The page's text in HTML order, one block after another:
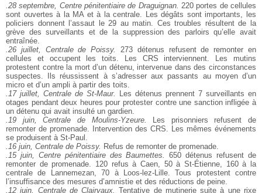
.28 septembre, Centre pénitentiaire de Draguignan. 220 portes de cellules
sont ouvertes à la MA et à la centrale. Les dégâts sont importants, les
policiers donnent l’assaut le 29 au matin. Ces troubles résultent de la
grève des surveillants et de la suppression des parloirs qu’elle avait
entraînée.
.26 juillet, Centrale de Poissy.
273 détenus refusent de remonter en
cellules et occupent les toits. Les CRS interviennent. Les mutins
protestent contre la mort d’un détenu, intervenue dans des circonstances
suspectes. Ils réussissent à s’adresser aux passants au moyen d’un
micro et d’un ampli à partir des toits.
.17 juillet, Centrale de St-Maur.
Les détenus prennent 7 surveillants en
otages pendant deux heures pour protester contre une sanction infligée à
un détenu qui avait insulté un gardien.
.19 juin, Centrale de Moulins-Yzeure.
Les prisonniers refusent de
remonter de promenade. Intervention des CRS. Les mêmes événements
se produisent à St-Paul.
.16 juin, Centrale de Poissy. Refus de remonter de promenade.
.15 juin, Centre pénitentiaire des Baumettes.
650 détenus refusent de
remonter de promenade. 120 refus à Caen, 50 à St-Étienne, 160 à la
centrale de Lannemezan, 70 à Loos-lez-Lille. Tous protestent contre
l’insuffisance des mesures d’amnistie et des réductions de peine.
.12 juin, Centrale de Clairvaux.
Tentative de mutinerie suite à une rixe